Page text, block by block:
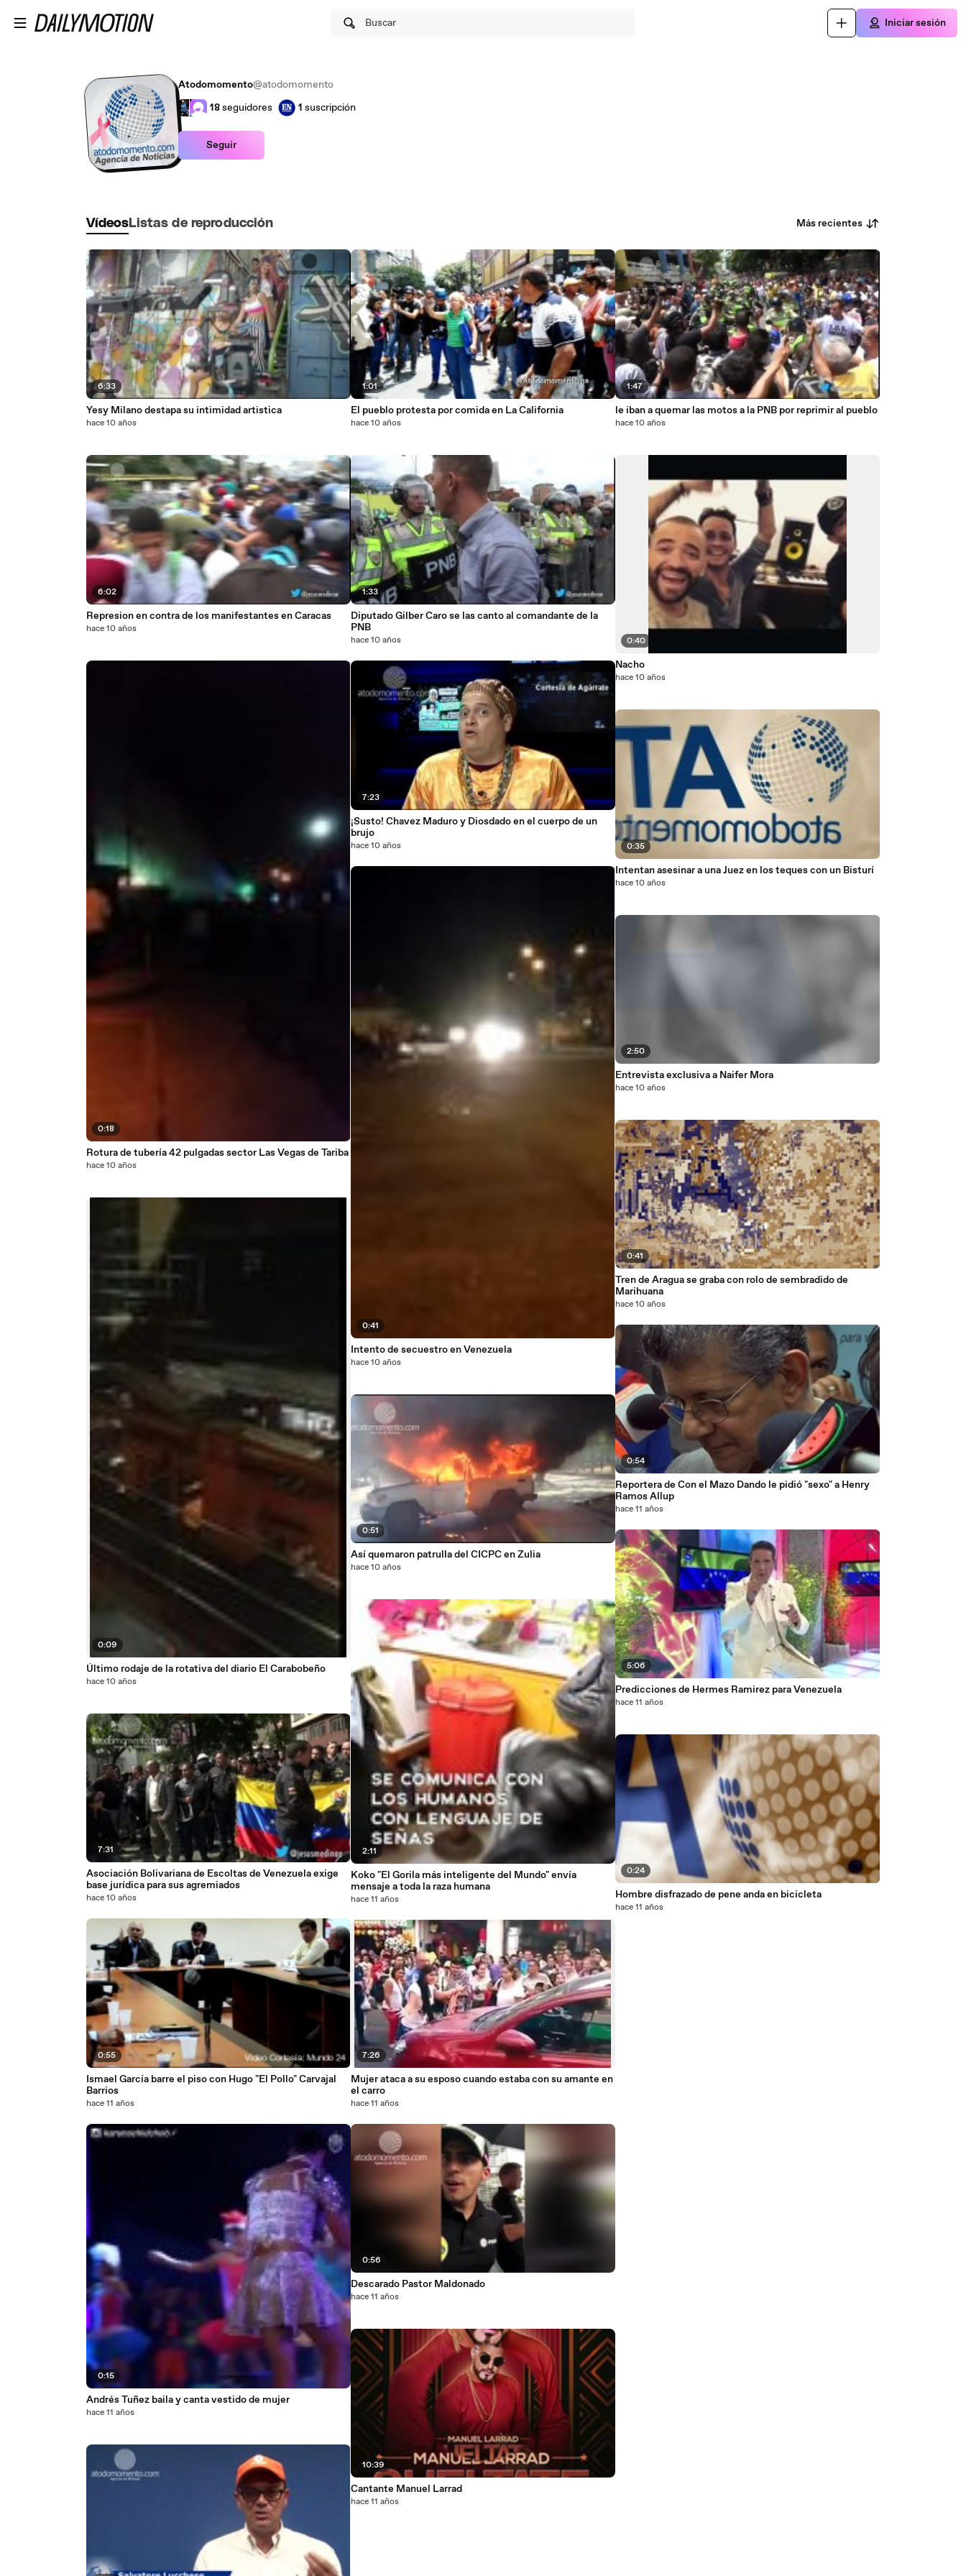
Buscar Iniciar sesión
Atodomomento@atodomomento
18seguidores 1 suscripción
Seguir
Vídeos Listas de reproducción Más recientes
6:33
Yesy Milano destapa su intimidad artistica
hace 10 años
6:02
Represion en contra de los manifestantes en Caracas
hace 10 años
0:18
Rotura de tubería 42 pulgadas sector Las Vegas de Tariba
hace 10 años
0:09
Último rodaje de la rotativa del diario El Carabobeño
hace 10 años
7:31
Asociación Bolivariana de Escoltas de Venezuela exige
base jurídica para sus agremiados
hace 10 años
0:55
Ismael García barre el piso con Hugo "El Pollo" Carvajal
Barrios
hace 11 años
0:15
Andrés Tuñez baila y canta vestido de mujer
hace 11 años
1:01
El pueblo protesta por comida en La California
hace 10 años
1:33
Diputado Gilber Caro se las canto al comandante de la
PNB
hace 10 años
7:23
¡Susto! Chavez Maduro y Diosdado en el cuerpo de un
brujo
hace 10 años
0:41
Intento de secuestro en Venezuela
hace 10 años
0:51
Así quemaron patrulla del CICPC en Zulia
hace 10 años
2:11
Koko "El Gorila más inteligente del Mundo" envía
mensaje a toda la raza humana
hace 11 años
7:26
Mujer ataca a su esposo cuando estaba con su amante en
el carro
hace 11 años
0:56
Descarado Pastor Maldonado
hace 11 años
10:39
Cantante Manuel Larrad
hace 11 años
1:47
le iban a quemar las motos a la PNB por reprimir al pueblo
hace 10 años
0:40
Nacho
hace 10 años
0:35
Intentan asesinar a una Juez en los teques con un Bisturí
hace 10 años
2:50
Entrevista exclusiva a Naifer Mora
hace 10 años
0:41
Tren de Aragua se graba con rolo de sembradido de
Marihuana
hace 10 años
0:54
Reportera de Con el Mazo Dando le pidió "sexo" a Henry
Ramos Allup
hace 11 años
5:06
Predicciones de Hermes Ramirez para Venezuela
hace 11 años
0:24
Hombre disfrazado de pene anda en bicicleta
hace 11 años